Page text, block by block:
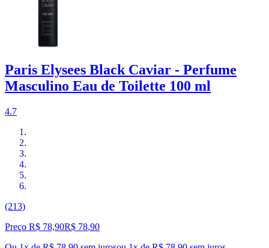
Paris Elysees Black Caviar - Perfume
Masculino Eau de Toilette 100 ml
4.7
(213)
Preço R$ 78,90R$ 78,90